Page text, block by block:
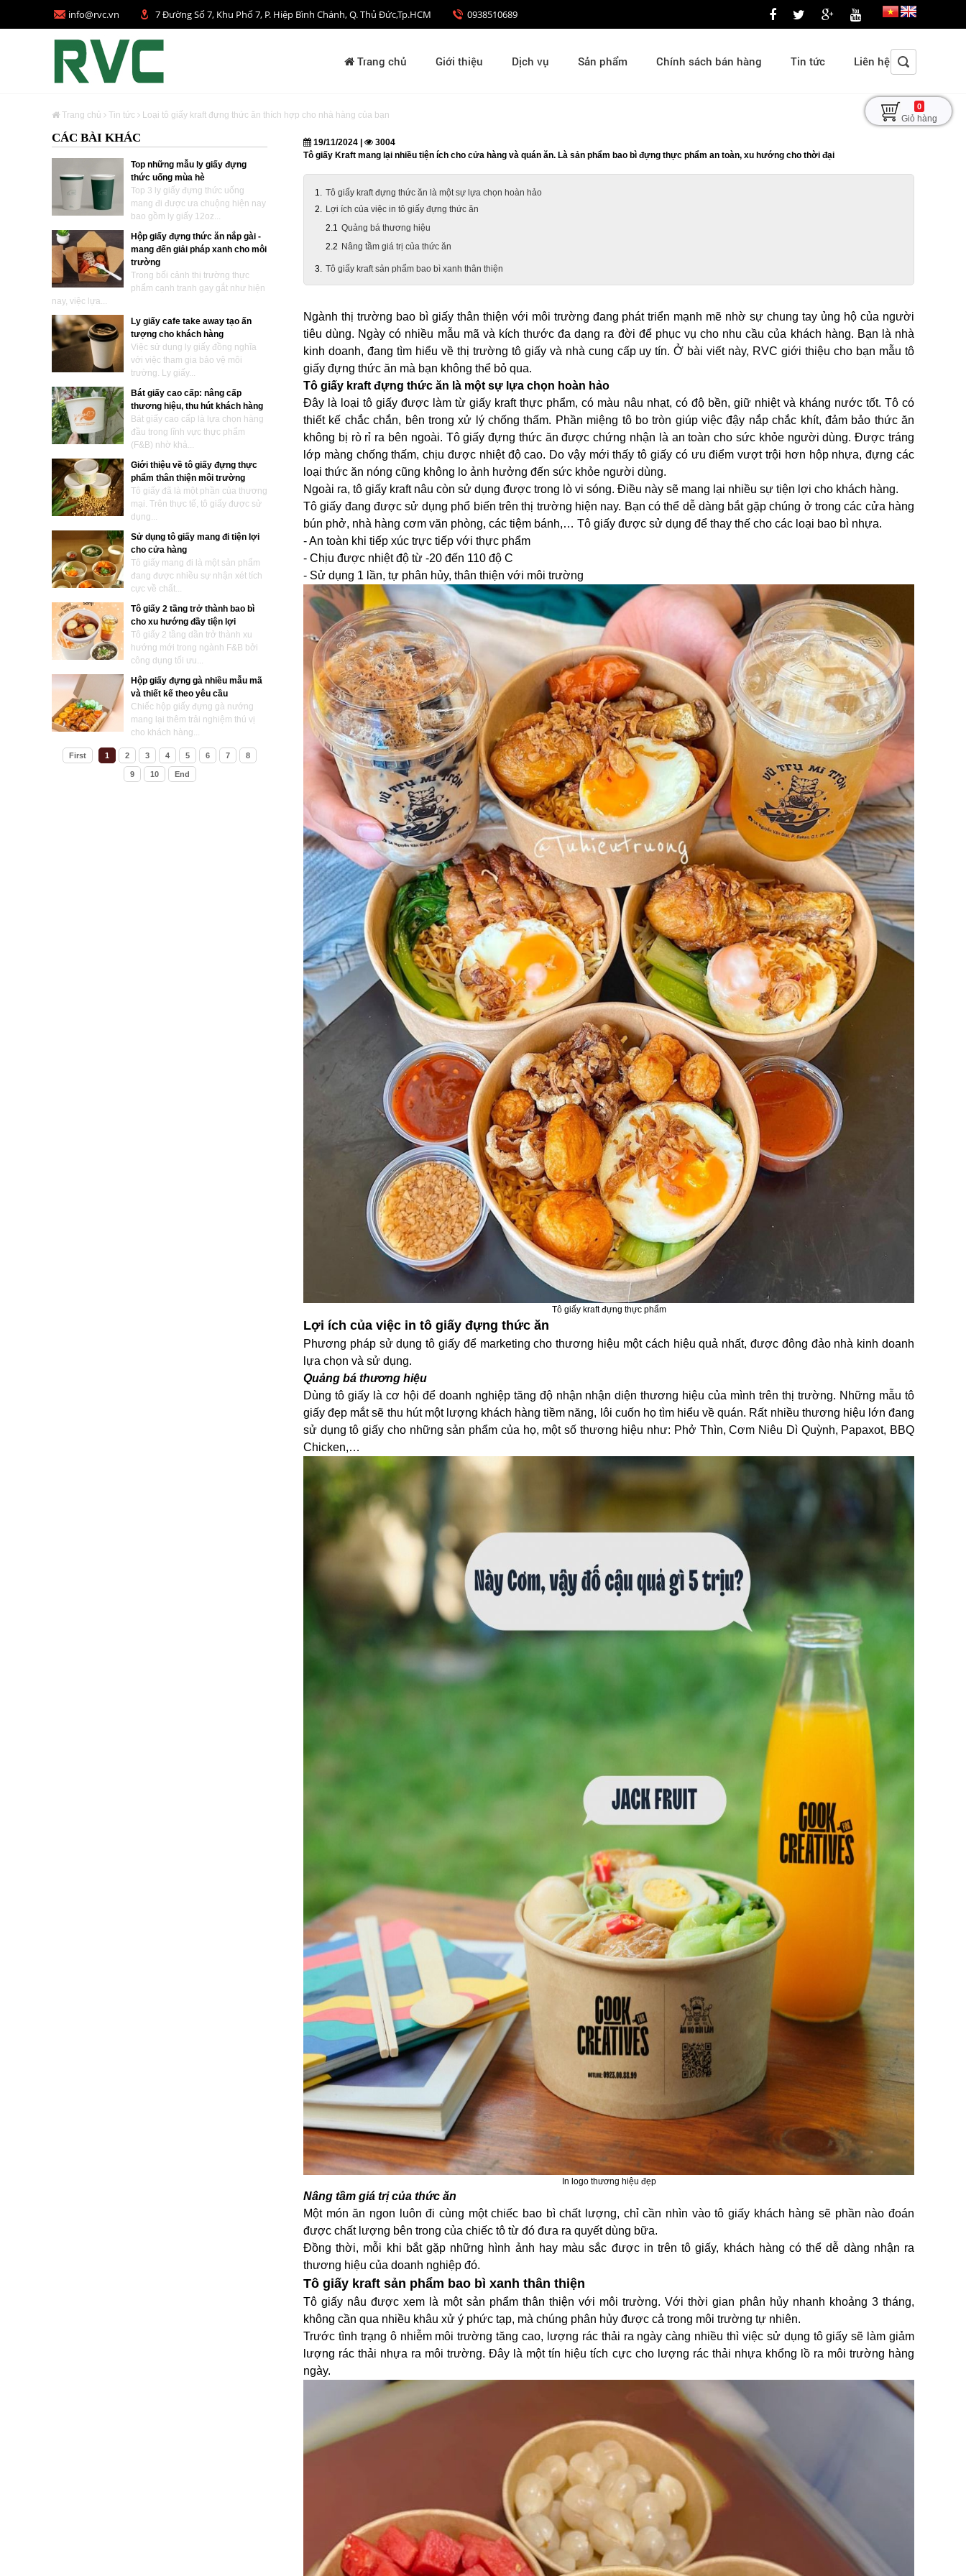
info@rvc.vn 7 Đường Số 7, Khu Phố 7, P. Hiệp Bình Chánh, Q. Thủ Đức,Tp.HCM 0938510689
Trang chủ Giới thiệu Dịch vụ Sản phẩm Chính sách bán hàng Tin tức Liên hệ
0
Giỏ hàng
Trang chủ Tin tức Loại tô giấy kraft đựng thức ăn thích hợp cho nhà hàng của bạn
CÁC BÀI KHÁC
Top những mẫu ly giấy đựng
thức uống mùa hè
Top 3 ly giấy đựng thức uống
mang đi được ưa chuộng hiện nay
bao gồm ly giấy 12oz...
Hộp giấy đựng thức ăn nắp gài -
mang đến giải pháp xanh cho môi
trường
Trong bối cảnh thị trường thực
phẩm cạnh tranh gay gắt như hiện
nay, việc lựa...
Ly giấy cafe take away tạo ấn
tượng cho khách hàng
Việc sử dụng ly giấy đồng nghĩa
với việc tham gia bảo vệ môi
trường. Ly giấy...
Bát giấy cao cấp: nâng cấp
thương hiệu, thu hút khách hàng
Bát giấy cao cấp là lựa chọn hàng
đầu trong lĩnh vực thực phẩm
(F&B) nhờ khả...
Giới thiệu về tô giấy đựng thực
phẩm thân thiện môi trường
Tô giấy đã là một phần của thương
mại. Trên thực tế, tô giấy được sử
dụng...
Sử dụng tô giấy mang đi tiện lợi
cho cửa hàng
Tô giấy mang đi là một sản phẩm
đang được nhiều sự nhận xét tích
cực về chất...
Tô giấy 2 tầng trở thành bao bì
cho xu hướng đầy tiện lợi
Tô giấy 2 tầng dần trở thành xu
hướng mới trong ngành F&B bởi
công dụng tối ưu...
Hộp giấy đựng gà nhiều mẫu mã
và thiết kế theo yêu cầu
Chiếc hộp giấy đựng gà nướng
mang lại thêm trải nghiệm thú vị
cho khách hàng...
First 1 2 3 4 5 6 7 8
9 10 End
19/11/2024 |
3004
Tô giấy Kraft mang lại nhiều tiện ích cho cửa hàng và quán ăn. Là sản phẩm bao bì đựng thực phẩm an toàn, xu hướng cho thời đại
Tô giấy kraft đựng thức ăn là một sự lựa chọn hoàn hảo
Lợi ích của việc in tô giấy đựng thức ăn
Quảng bá thương hiệu
Nâng tầm giá trị của thức ăn
Tô giấy kraft sản phẩm bao bì xanh thân thiện
Ngành thị trường bao bì giấy thân thiện với môi trường đang phát triển mạnh mẽ nhờ sự chung tay ủng hộ của người
tiêu dùng. Ngày có nhiều mẫu mã và kích thước đa dạng ra đời để phục vụ cho nhu cầu của khách hàng. Bạn là nhà
kinh doanh, đang tìm hiểu về thị trường tô giấy và nhà cung cấp uy tín. Ở bài viết này, RVC giới thiệu cho bạn mẫu tô
giấy đựng thức ăn mà bạn không thể bỏ qua.
Tô giấy kraft đựng thức ăn là một sự lựa chọn hoàn hảo
Đây là loại tô giấy được làm từ giấy kraft thực phẩm, có màu nâu nhạt, có độ bền, giữ nhiệt và kháng nước tốt. Tô có
thiết kế chắc chắn, bên trong xử lý chống thấm. Phần miệng tô bo tròn giúp việc đậy nắp chắc khít, đảm bảo thức ăn
không bị rò rỉ ra bên ngoài. Tô giấy đựng thức ăn được chứng nhận là an toàn cho sức khỏe người dùng. Được tráng
lớp màng chống thấm, chịu được nhiệt độ cao. Do vậy mới thấy tô giấy có ưu điểm vượt trội hơn hộp nhựa, đựng các
loại thức ăn nóng cũng không lo ảnh hưởng đến sức khỏe người dùng.
Ngoài ra, tô giấy kraft nâu còn sử dụng được trong lò vi sóng. Điều này sẽ mang lại nhiều sự tiện lợi cho khách hàng.
Tô giấy đang được sử dụng phổ biến trên thị trường hiện nay. Bạn có thể dễ dàng bắt gặp chúng ở trong các cửa hàng
bún phở, nhà hàng cơm văn phòng, các tiệm bánh,… Tô giấy được sử dụng để thay thế cho các loại bao bì nhựa.
- An toàn khi tiếp xúc trực tiếp với thực phẩm
- Chịu được nhiệt độ từ -20 đến 110 độ C
- Sử dụng 1 lần, tự phân hủy, thân thiện với môi trường
Tô giấy kraft đựng thực phẩm
Lợi ích của việc in tô giấy đựng thức ăn
Phương pháp sử dụng tô giấy để marketing cho thương hiệu một cách hiệu quả nhất, được đông đảo nhà kinh doanh
lựa chọn và sử dụng.
Quảng bá thương hiệu
Dùng tô giấy là cơ hội để doanh nghiệp tăng độ nhận nhận diện thương hiệu của mình trên thị trường. Những mẫu tô
giấy đẹp mắt sẽ thu hút một lượng khách hàng tiềm năng, lôi cuốn họ tìm hiểu về quán. Rất nhiều thương hiệu lớn đang
sử dụng tô giấy cho những sản phẩm của họ, một số thương hiệu như: Phở Thìn, Cơm Niêu Dì Quỳnh, Papaxot, BBQ
Chicken,…
In logo thương hiệu đẹp
Nâng tầm giá trị của thức ăn
Một món ăn ngon luôn đi cùng một chiếc bao bì chất lượng, chỉ cần nhìn vào tô giấy khách hàng sẽ phần nào đoán
được chất lượng bên trong của chiếc tô từ đó đưa ra quyết dùng bữa.
Đồng thời, mỗi khi bắt gặp những hình ảnh hay màu sắc được in trên tô giấy, khách hàng có thể dễ dàng nhận ra
thương hiệu của doanh nghiệp đó.
Tô giấy kraft sản phẩm bao bì xanh thân thiện
Tô giấy nâu được xem là một sản phẩm thân thiện với môi trường. Với thời gian phân hủy nhanh khoảng 3 tháng,
không cần qua nhiều khâu xử ý phức tạp, mà chúng phân hủy được cả trong môi trường tự nhiên.
Trước tình trạng ô nhiễm môi trường tăng cao, lượng rác thải ra ngày càng nhiều thì việc sử dụng tô giấy sẽ làm giảm
lượng rác thải nhựa ra môi trường. Đây là một tín hiệu tích cực cho lượng rác thải nhựa khổng lồ ra môi trường hàng
ngày.